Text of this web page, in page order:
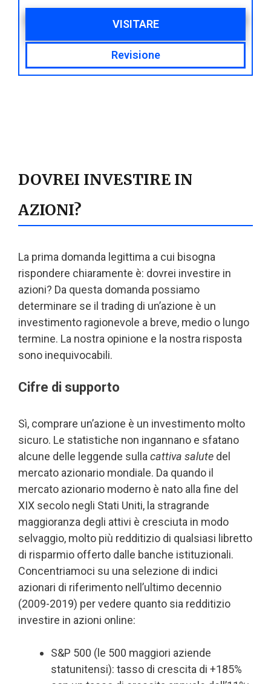
VISITARE
Revisione
DOVREI INVESTIRE IN
AZIONI?
La prima domanda legittima a cui bisogna
rispondere chiaramente è: dovrei investire in
azioni? Da questa domanda possiamo
determinare se il trading di un’azione è un
investimento ragionevole a breve, medio o lungo
termine. La nostra opinione e la nostra risposta
sono inequivocabili.
Cifre di supporto
Sì, comprare un’azione è un investimento molto
sicuro. Le statistiche non ingannano e sfatano
alcune delle leggende sullacattiva salute del
mercato azionario mondiale. Da quando il
mercato azionario moderno è nato alla fine del
XIX secolo negli Stati Uniti, la stragrande
maggioranza degli attivi è cresciuta in modo
selvaggio, molto più redditizio di qualsiasi libretto
di risparmio offerto dalle banche istituzionali.
Concentriamoci su una selezione di indici
azionari di riferimento nell’ultimo decennio
(2009-2019) per vedere quanto sia redditizio
investire in azioni online:
S&P 500 (le 500 maggiori aziende
statunitensi): tasso di crescita di +185%